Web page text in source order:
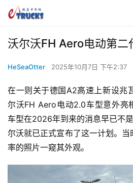
沃尔沃FH Aero电动第二
HeSeaOtter 2025年10月7日 下午2:37
在一则关于德国A2高速上新设兆
尔沃FH Aero电动2.0车型意外亮
车型在2026年到来的消息早已不
尔沃就已正式宣布了这一计划。
率的照片一窥其外观。